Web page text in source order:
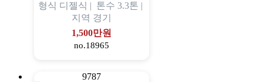
형식 디젤식 | 톤수 3.3톤 |
지역 경기
1,500만원
no.18965
9787